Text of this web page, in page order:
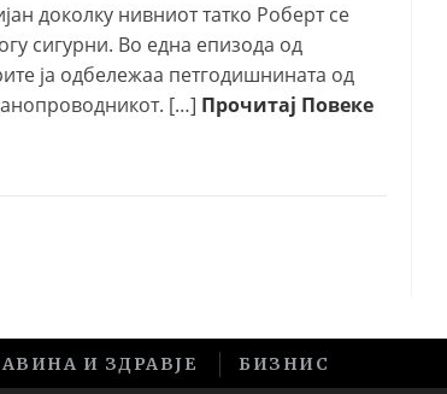
доколку нивниот татко Роберт сe
сигурни. Во една епизода од
ја одбележаа петгодишнината од
[…] Прочитај Повеке
И ЗДРАВЈЕ БИЗНИС